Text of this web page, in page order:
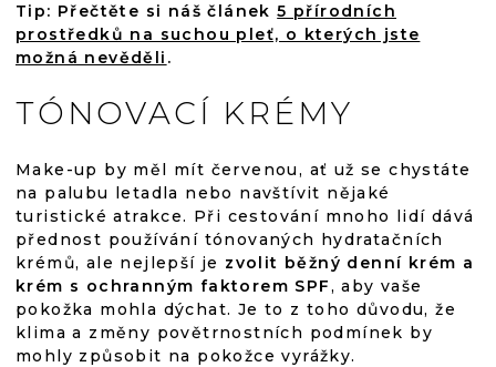
Tip: Přečtěte si náš článek5 přírodních
prostředků na suchou pleť, o kterých jste
možná nevěděli .
TÓNOVACÍ KRÉMY
Make-up by měl mít červenou, ať už se chystáte
na palubu letadla nebo navštívit nějaké
turistické atrakce. Při cestování mnoho lidí dává
přednost používání tónovaných hydratačních
krémů, ale nejlepší je zvolit běžný denní krém a
krém s ochranným faktorem SPF, aby vaše
pokožka mohla dýchat. Je to z toho důvodu, že
klima a změny povětrnostních podmínek by
mohly způsobit na pokožce vyrážky.